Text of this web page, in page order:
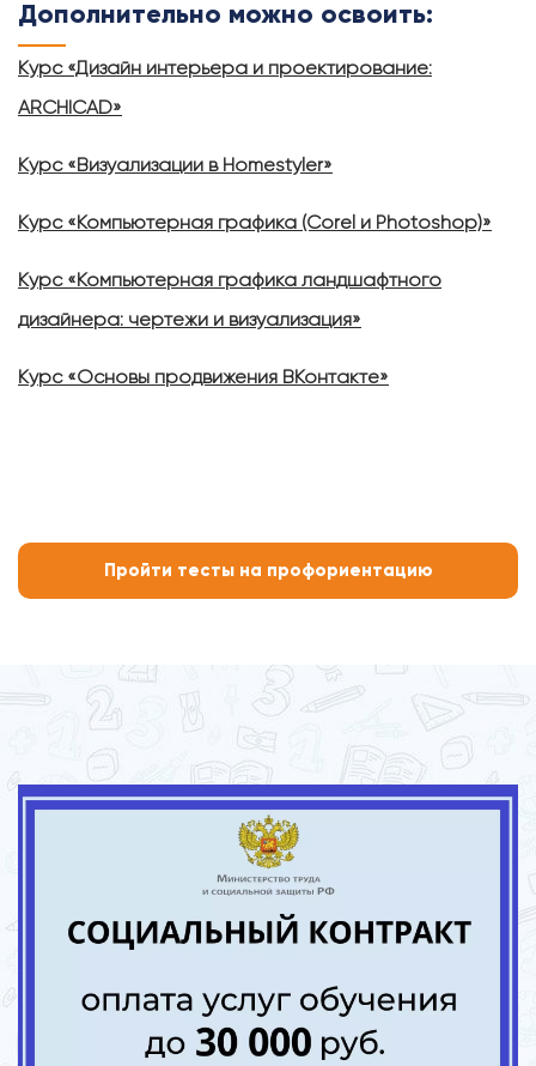
Дополнительно можно освоить:
Курс «Дизайн интерьера и проектирование:
ARCHICAD»
Курс «Визуализации в Homestyler»
Курс «Компьютерная графика (Corel и Photoshop)»
Курс «Компьютерная графика ландшафтного
дизайнера: чертежи и визуализация»
Курс «Основы продвижения ВКонтакте»
Пройти тесты на профориентацию